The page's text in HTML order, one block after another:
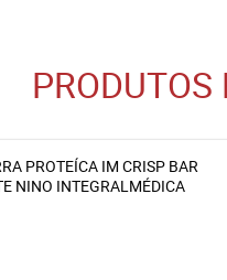
PROTEÍCA IM CRISP BAR
NINO INTEGRALMÉDICA